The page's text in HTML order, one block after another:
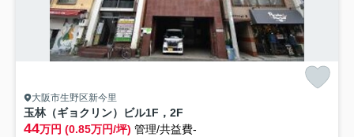
大阪市生野区新今里
玉林（ギョクリン）ビル1F，2F
44万円 (0.85万円/坪) 管理/共益費-